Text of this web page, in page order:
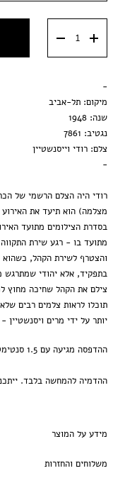
50x50 ס״מ
מסגרת שחורה
הדפסה בלבד
-
מיקום: תל-אביב
שנה: 1948
נגטיב: 7861
צלם: רודי וייסנשטיין
-
מצלמה) הוא תיעד את
בסדרת הצילומים מתועד
מתועד בו - רגע שירת
והצטרף לשירת הקהל, כשהוא
בתפקיד, אלא יהודי שמתרגש
צילם את הקהל שחיכה מחוץ
תוכלו לראות צלמים רבים
יותר על ידי מרים
ההדפסה מגיעה עם 1.5 סנטימטרים של שוליים לבנים הנכללים בגודל ההדפסה
ההדמיה להמחשה בלבד.
מידע על המוצר
משלוחים והחזרות